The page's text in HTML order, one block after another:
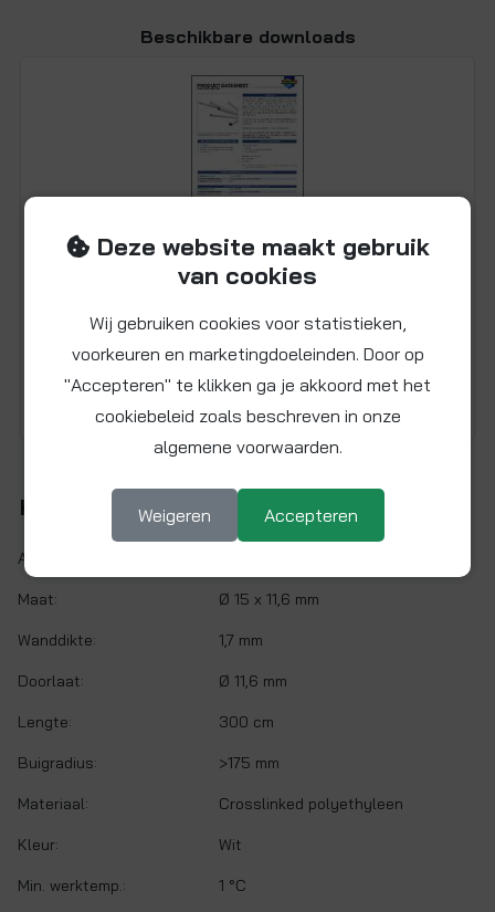
Beschikbare downloads
Datasheet BPEX buis
Log in om de datasheet te kunnen downloaden.
Kenmerken
Artikelnr.:
Maat: Ø 15 x 11,6 mm
Wanddikte: 1,7 mm
Doorlaat: Ø 11,6 mm
Lengte: 300 cm
Buigradius: >175 mm
Materiaal: Crosslinked polyethyleen
Kleur: Wit
Min. werktemp.: 1 °C
Deze website maakt gebruik
van cookies
Wij gebruiken cookies voor statistieken,
voorkeuren en marketingdoeleinden. Door op
"Accepteren" te klikken ga je akkoord met het
cookiebeleid zoals beschreven in onze
algemene voorwaarden.
Weigeren Accepteren